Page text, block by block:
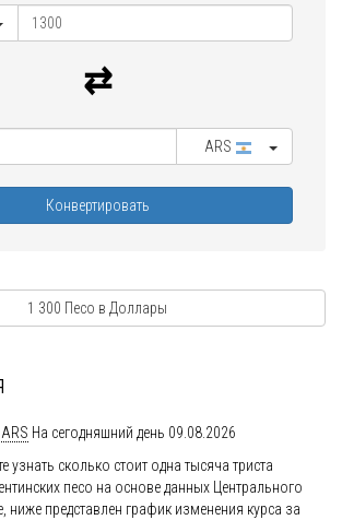
ARS
Конвертировать
1 300 Песо в Доллары
На сегодняшний день 09.08.2026
узнать сколько стоит одна тысяча триста
песо на основе данных Центрального
ниже представлен график изменения курса за